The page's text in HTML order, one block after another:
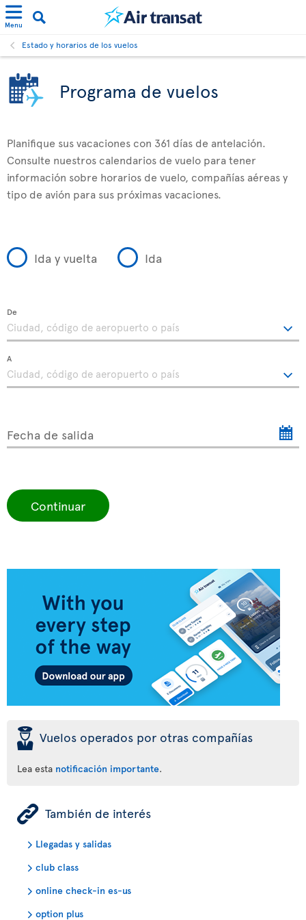
Menu
Estado y horarios de los vuelos
Programa de vuelos
Planifique sus vacaciones con 361 días de antelación.
Consulte nuestros calendarios de vuelo para tener
información sobre horarios de vuelo, compañías aéreas y
tipo de avión para sus próximas vacaciones.
Ida y vuelta Ida
De
A
Fecha de salida
Continuar
þ Vuelos operados por otras compañías
Lea esta notificación importante.
ÿ También de interés
Llegadas y salidas
club class
online check-in es-us
option plus